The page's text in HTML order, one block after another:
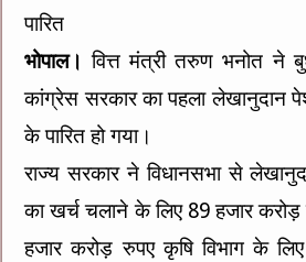
पारित
भोपाल। वित्त मंत्री तरुण भनोत ने
कांग्रेस सरकार का पहला लेखानुदान
के पारित हो गया।
राज्य सरकार ने विधानसभा से
का खर्च चलाने के लिए 89 हजार
हजार करोड़ रुपए कृषि विभाग के